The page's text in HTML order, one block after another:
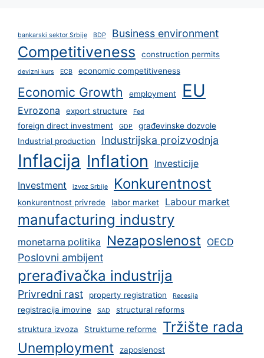
bankarski sektor Srbije BDP Business environment
Competitiveness construction permits
devizni kurs ECB economic competitiveness
Economic Growth employment EU
Evrozona export structure Fed
foreign direct investment GDP
građevinske dozvole
Industrial production
Industrijska proizvodnja
Inflacija Inflation
Investicije
Investment
izvoz Srbije Konkurentnost
konkurentnost privrede labor market Labour market
manufacturing industry
monetarna politika Nezaposlenost OECD
Poslovni ambijent
prerađivačka industrija
Privredni rast property registration Recesija
registracija imovine SAD structural reforms
struktura izvoza Strukturne reforme Tržište rada
Unemployment zaposlenost